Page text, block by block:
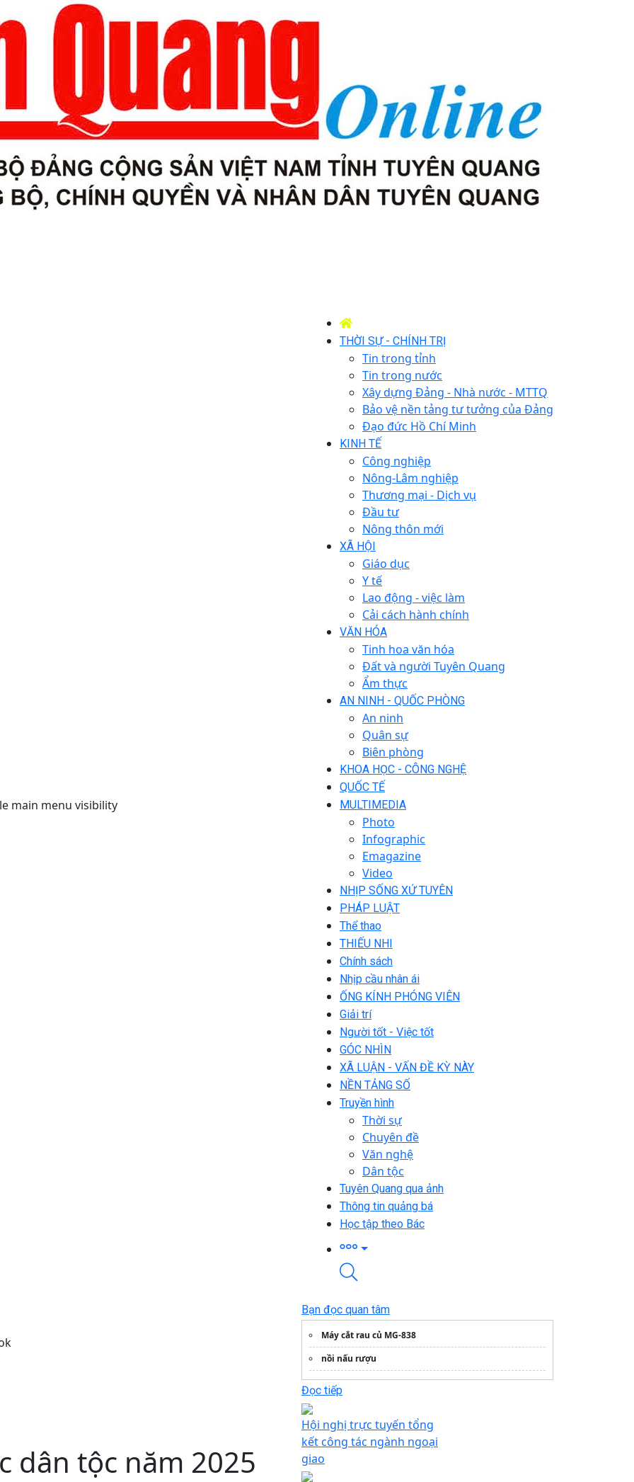
main menu visibility
THỜI SỰ - CHÍNH TRỊ
Tin trong tỉnh
Tin trong nước
Xây dựng Đảng - Nhà nước - MTTQ
Bảo vệ nền tảng tư tưởng của Đảng
Đạo đức Hồ Chí Minh
KINH TẾ
Công nghiệp
Nông-Lâm nghiệp
Thương mại - Dịch vụ
Đầu tư
Nông thôn mới
XÃ HỘI
Giáo dục
Y tế
Lao động - việc làm
Cải cách hành chính
VĂN HÓA
Tinh hoa văn hóa
Đất và người Tuyên Quang
Ẩm thực
AN NINH - QUỐC PHÒNG
An ninh
Quân sự
Biên phòng
KHOA HỌC - CÔNG NGHỆ
QUỐC TẾ
MULTIMEDIA
Photo
Infographic
Emagazine
Video
NHỊP SỐNG XỨ TUYÊN
PHÁP LUẬT
Thể thao
THIẾU NHI
Chính sách
Nhịp cầu nhân ái
ỐNG KÍNH PHÓNG VIÊN
Giải trí
Người tốt - Việc tốt
GÓC NHÌN
XÃ LUẬN - VẤN ĐỀ KỲ NÀY
NỀN TẢNG SỐ
Truyền hình
Thời sự
Chuyên đề
Văn nghệ
Dân tộc
Tuyên Quang qua ảnh
Thông tin quảng bá
Học tập theo Bác
dân tộc năm 2025
Bạn đọc quan tâm
Máy cắt rau củ MG-838
nồi nấu rượu
Đọc tiếp
Hội nghị trực tuyến tổng
kết công tác ngành ngoại
giao